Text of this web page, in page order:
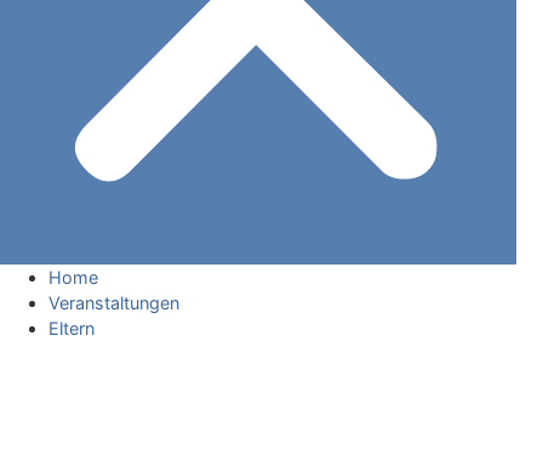
Home
Veranstaltungen
Eltern